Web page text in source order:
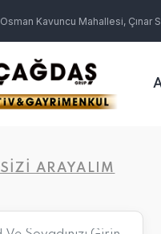
Osman Kavuncu Mahallesi, Çınar
SIZI ARAYALIM